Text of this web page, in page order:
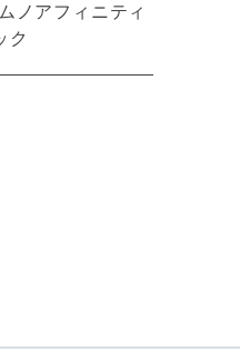
ノアフィニティ
ク